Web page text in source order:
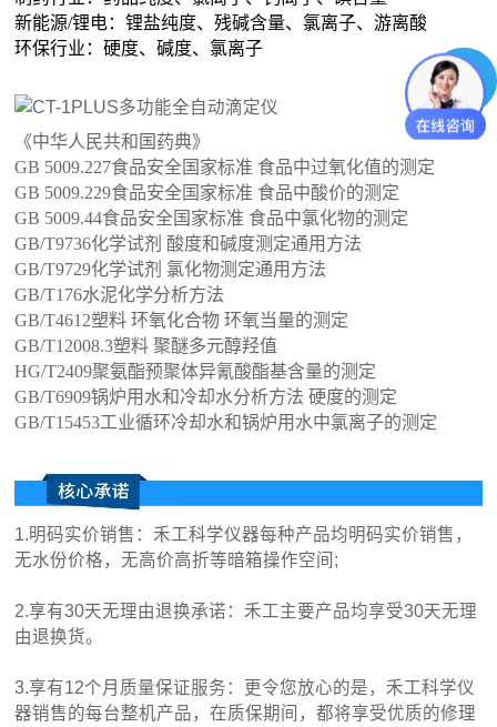
新能源/锂电：锂盐纯度、残碱含量、氯离子、游离酸
环保行业：硬度、碱度、氯离子
《中华人民共和国药典》
GB 5009.227食品安全国家标准 食品中过氧化值的测定
GB 5009.229食品安全国家标准 食品中酸价的测定
GB 5009.44食品安全国家标准 食品中氯化物的测定
GB/T9736化学试剂 酸度和碱度测定通用方法
GB/T9729化学试剂 氯化物测定通用方法
GB/T176水泥化学分析方法
GB/T4612塑料 环氧化合物 环氧当量的测定
GB/T12008.3塑料 聚醚多元醇羟值
HG/T2409聚氨酯预聚体异氰酸酯基含量的测定
GB/T6909锅炉用水和冷却水分析方法 硬度的测定
GB/T15453工业循环冷却水和锅炉用水中氯离子的测定
1.明码实价销售：禾工科学仪器每种产品均明码实价销售，
无水份价格，无高价高折等暗箱操作空间;
2.享有30天无理由退换承诺：禾工主要产品均享受30天无理
由退换货。
3.享有12个月质量保证服务：更令您放心的是，禾工科学仪
器销售的每台整机产品，在质保期间，都将享受优质的修理